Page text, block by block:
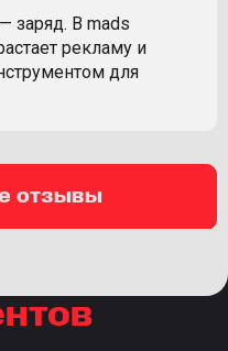
заряд. В mads
рекламу и
для
отзывы